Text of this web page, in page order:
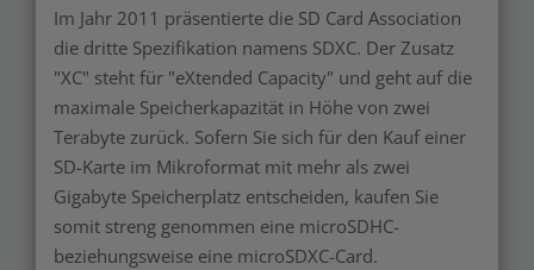
Im Jahr 2011 präsentierte die SD Card Association
die dritte Spezifikation namens SDXC. Der Zusatz
"XC" steht für "eXtended Capacity" und geht auf die
maximale Speicherkapazität in Höhe von zwei
Terabyte zurück. Sofern Sie sich für den Kauf einer
SD-Karte im Mikroformat mit mehr als zwei
Gigabyte Speicherplatz entscheiden, kaufen Sie
somit streng genommen eine microSDHC-
beziehungsweise eine microSDXC-Card.